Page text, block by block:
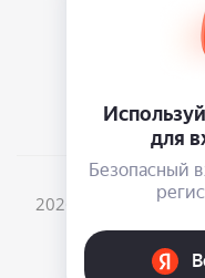
2026 © Винилмаркт